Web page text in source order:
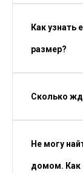
Как узнать
размер?
Сколько
Не могу
домом. Как